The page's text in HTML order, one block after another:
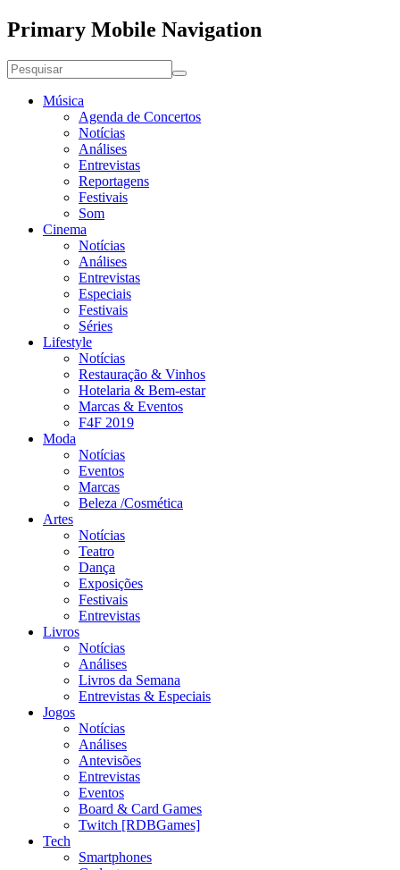
Primary Mobile Navigation
Música
Agenda de Concertos
Notícias
Análises
Entrevistas
Reportagens
Festivais
Som
Cinema
Notícias
Análises
Entrevistas
Especiais
Festivais
Séries
Lifestyle
Notícias
Restauração & Vinhos
Hotelaria & Bem-estar
Marcas & Eventos
F4F 2019
Moda
Notícias
Eventos
Marcas
Beleza /Cosmética
Artes
Notícias
Teatro
Dança
Exposições
Festivais
Entrevistas
Livros
Notícias
Análises
Livros da Semana
Entrevistas & Especiais
Jogos
Notícias
Análises
Antevisões
Entrevistas
Eventos
Board & Card Games
Twitch [RDBGames]
Tech
Smartphones